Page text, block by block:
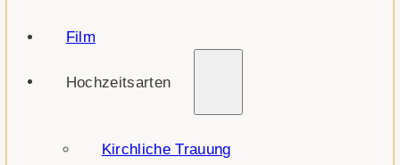
Film
Hochzeitsarten
Kirchliche Trauung